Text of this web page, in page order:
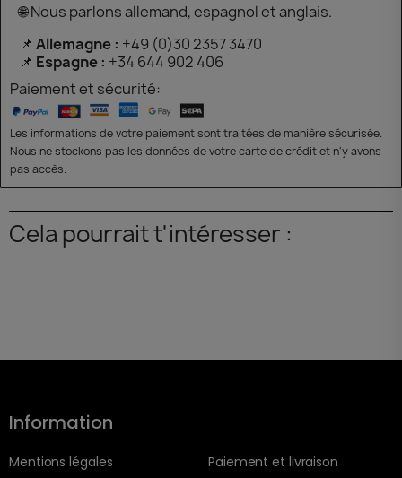
🌐 Nous parlons allemand, espagnol et anglais.
📌 Allemagne : +49 (0)30 2357 3470
📌 Espagne : +34 644 902 406
Paiement et sécurité:
Les informations de votre paiement sont traitées de manière sécurisée.
Nous ne stockons pas les données de votre carte de crédit et n'y avons
pas accès.
Cela pourrait t'intéresser :
Information
Mentions légales
Paiement et livraison